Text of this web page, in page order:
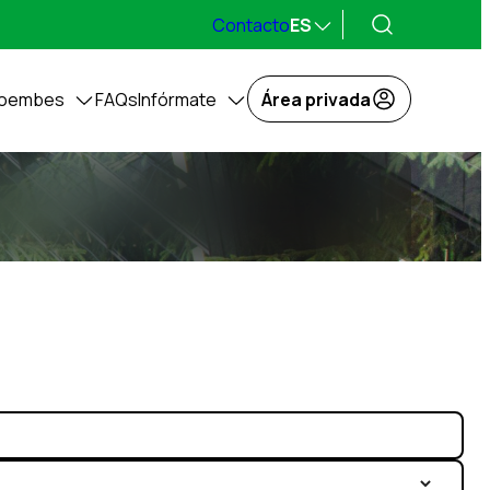
ContactoES
FAQsInfórmate Área privada